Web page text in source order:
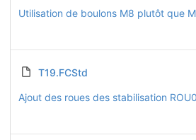
T19.FCStd
Ajout des roues des stabilisation